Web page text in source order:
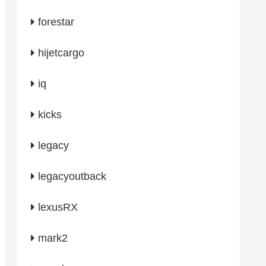
forestar
hijetcargo
iq
kicks
legacy
legacyoutback
lexusRX
mark2